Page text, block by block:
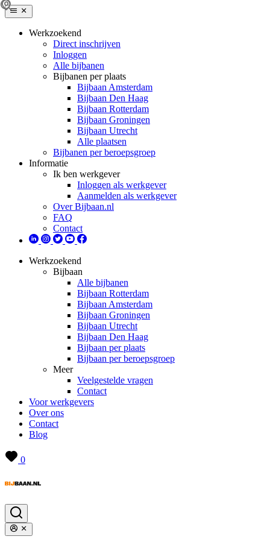
Werkzoekend
Direct inschrijven
Inloggen
Alle bijbanen
Bijbanen per plaats
Bijbaan Amsterdam
Bijbaan Den Haag
Bijbaan Rotterdam
Bijbaan Groningen
Bijbaan Utrecht
Alle plaatsen
Bijbanen per beroepsgroep
Informatie
Ik ben werkgever
Inloggen als werkgever
Aanmelden als werkgever
Over Bijbaan.nl
FAQ
Contact
Werkzoekend
Bijbaan
Alle bijbanen
Bijbaan Rotterdam
Bijbaan Amsterdam
Bijbaan Groningen
Bijbaan Utrecht
Bijbaan Den Haag
Bijbaan per plaats
Bijbaan per beroepsgroep
Meer
Veelgestelde vragen
Contact
Voor werkgevers
Over ons
Contact
Blog
0